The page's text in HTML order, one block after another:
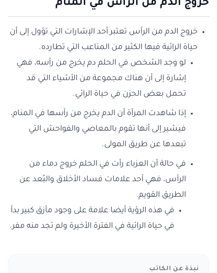
خروج الدم من الرأس في المنام
خروج الدم من الرأس تعتبر أحد الإشارات التي تؤول إلى أن
حياة الرائية فيها الكثير من المتاعب التي تطارده.
لو وجد الشخص في الحلم دم يخرج من رأسه، فهي
إشارة إلى أن هناك مجموعة من الأشياء التي قد
تحمل بعض الحزن في حياة الرائي.
إذا شاهدت المرأة أن الدم يخرج من رأسها في المنام،
فيشير إلى أنها تقوم بالمعاصي والفواحش التي
تبعدها عن طريق المولى.
في حالة أن العزباء رأت في الحلم خروج دماء من
الرأس، فهي أحد علامات فساد الأخلاق والبُعد عن
الطريق القويم.
في هذه الرؤية أيضا علامة على وجود مأزق كبير بدأ
في حياة الرائية في الفترة الأخيرة ولم تجد منه مفر.
نبذة عن الكاتب